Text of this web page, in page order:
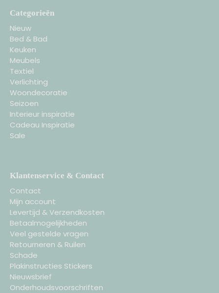
Categorieën
Nieuw
Bed & Bad
Keuken
Meubels
Textiel
Verlichting
Woondecoratie
Seizoen
Interieur inspiratie
Cadeau Inspiratie
Sale
Klantenservice & Contact
Contact
Mijn account
Levertijd & Verzendkosten
Betaalmogelijkheden
Veel gestelde vragen
Retourneren & Ruilen
Schade
Plakinstructies Stickers
Nieuwsbrief
Onderhoudsvoorschriften